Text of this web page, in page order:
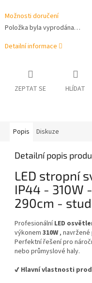
Možnosti doručení
Položka byla vyprodána…
Detailní informace
ZEPTAT SE HLÍDAT
Popis Diskuze
Detailní popis
LED stropní
IP44 - 310W
290cm -
ProfesionálníLED
výkonem 310W,
Perfektní řešení pro
nebo průmyslové haly.
✔️ Hlavní vlastnosti